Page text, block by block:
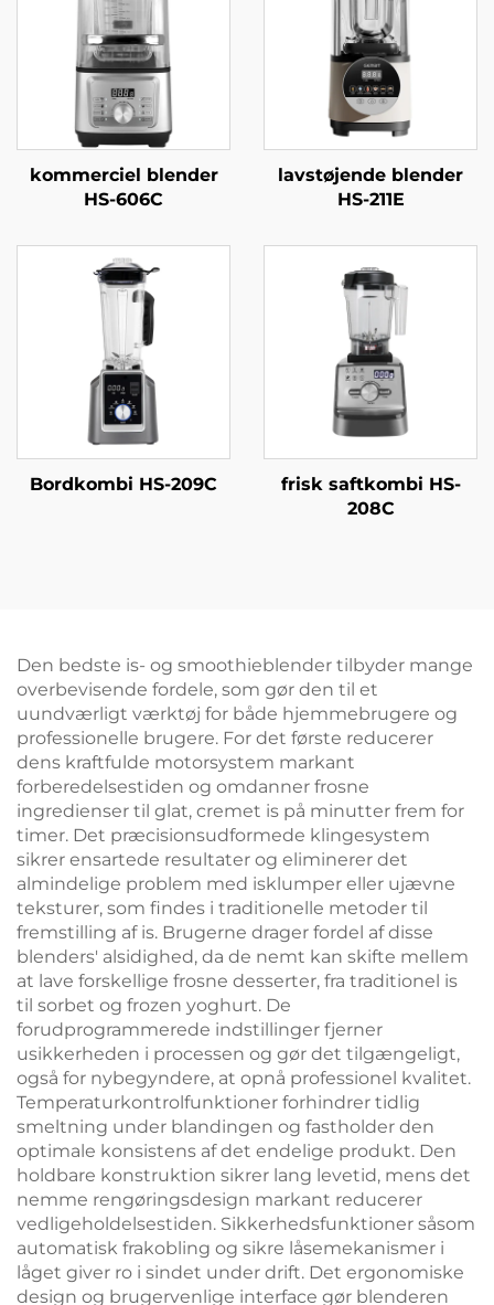
kommerciel blender
HS-606C
lavstøjende blender
HS-211E
Bordkombi HS-209C
frisk saftkombi HS-
208C
Den bedste is- og smoothieblender tilbyder mange
overbevisende fordele, som gør den til et
uundværligt værktøj for både hjemmebrugere og
professionelle brugere. For det første reducerer
dens kraftfulde motorsystem markant
forberedelsestiden og omdanner frosne
ingredienser til glat, cremet is på minutter frem for
timer. Det præcisionsudformede klingesystem
sikrer ensartede resultater og eliminerer det
almindelige problem med isklumper eller ujævne
teksturer, som findes i traditionelle metoder til
fremstilling af is. Brugerne drager fordel af disse
blenders' alsidighed, da de nemt kan skifte mellem
at lave forskellige frosne desserter, fra traditionel is
til sorbet og frozen yoghurt. De
forudprogrammerede indstillinger fjerner
usikkerheden i processen og gør det tilgængeligt,
også for nybegyndere, at opnå professionel kvalitet.
Temperaturkontrolfunktioner forhindrer tidlig
smeltning under blandingen og fastholder den
optimale konsistens af det endelige produkt. Den
holdbare konstruktion sikrer lang levetid, mens det
nemme rengøringsdesign markant reducerer
vedligeholdelsestiden. Sikkerhedsfunktioner såsom
automatisk frakobling og sikre låsemekanismer i
låget giver ro i sindet under drift. Det ergonomiske
design og brugervenlige interface gør blenderen